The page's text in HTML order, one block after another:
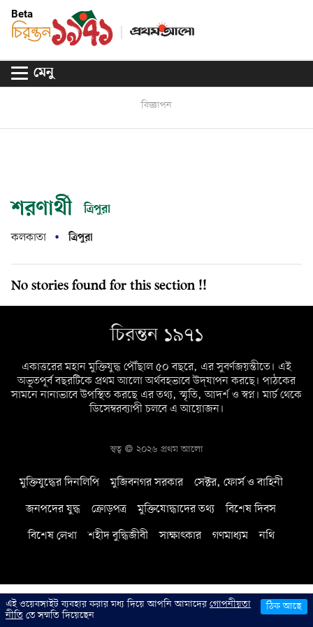
Beta
মেনু
এই ওয়েবসাইট ব্যবহার করার মধ্য দিয়ে আপনি আমাদেরগোপনীয়তা
নীতি তে সম্মতি দিয়েছেন
ঠিক আছে
বিজ্ঞাপন
শরণার্থী ত্রিপুরা
কলকাতা ত্রিপুরা
No stories found for this section !!
চিরন্তন ১৯৭১
একাত্তরের মহান মুক্তিযুদ্ধ পৌঁছাল ৫০ বছরে, এর সুবর্ণজয়ন্তীতে। এই
অভূতপূর্ব বছরটিকে প্রথম আলো অর্থবহভাবে উদ্‌যাপন করছে। পাঠকের
সামনে নানাভাবে উপস্থিত করছে এর তথ্য, স্মৃতি, আদর্শ ও স্বপ্ন। মার্চ থেকে
ডিসেম্বরব্যাপী চলবে এ আয়োজন।
স্বত্ব © ২০২৬ প্রথম আলো
মুক্তিযুদ্ধের দিনলিপি মুজিবনগর সরকার
সেক্টর, ফোর্স ও বাহিনী
জনপদের যুদ্ধ
ক্রোড়পত্র মুক্তিযোদ্ধাদের তথ্য
বিশেষ দিবস
বিশেষ লেখা
শহীদ বুদ্ধিজীবী সাক্ষাৎকার গণমাধ্যম নথি